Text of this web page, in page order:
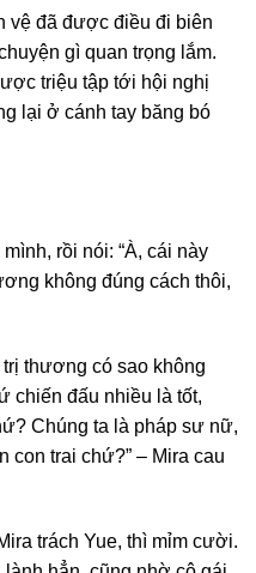
vệ đã được điều đi biên
gì quan trọng lắm.
triệu tập tới hội nghị
lại ở cánh tay băng bó
rồi nói: “À, cái này
không đúng cách thôi,
thương có sao không
chiến đấu nhiều là tốt,
Chúng ta là pháp sư nữ,
trai chứ?” – Mira cau
trách Yue, thì mỉm cười.